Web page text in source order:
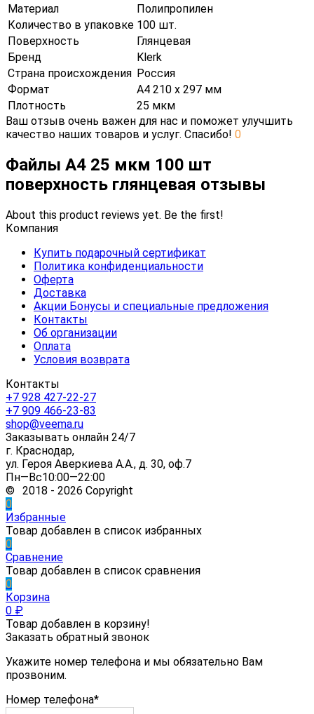
Материал
Полипропилен
Количество в упаковке 100 шт.
Поверхность
Глянцевая
Бренд
Klerk
Страна происхождения Россия
Формат
А4 210 х 297 мм
Плотность
25 мкм
Ваш отзыв очень важен для нас и поможет улучшить
качество наших товаров и услуг. Спасибо! 0
Файлы А4 25 мкм 100 шт
поверхность глянцевая отзывы
About this product reviews yet. Be the first!
Компания
Купить подарочный сертификат
Политика конфиденциальности
Оферта
Доставка
Акции Бонусы и специальные предложения
Контакты
Об организации
Оплата
Условия возврата
Контакты
+7 928 427-22-27
+7 909 466-23-83
shop@veema.ru
Заказывать онлайн 24/7
г. Краснодар,
ул. Героя Аверкиева А.А., д. 30, оф.7
Пн—Вс10:00—22:00
© 2018 - 2026 Copyright
0
Избранные
Товар добавлен в список избранных
0
Сравнение
Товар добавлен в список сравнения
0
Корзина
0 ₽
Товар добавлен в корзину!
Заказать обратный звонок
Укажите номер телефона и мы обязательно Вам
прозвоним.
Номер телефона*